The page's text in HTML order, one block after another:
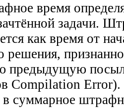
время
задачи.
как время от
решения,
предыдущую
Compilation
в суммарное